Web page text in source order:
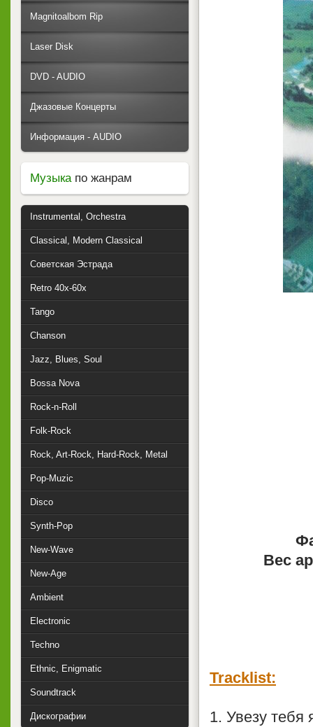
Вес
Tracklist:
1. Увезу тебя
Magnitoalbom Rip
Laser Disk
DVD - AUDIO
Джазовые Концерты
Информация - AUDIO
Музыкапо жанрам
Instrumental, Orchestra
Classical, Modern Classical
Советская Эстрада
Retro 40x-60x
Tango
Chanson
Jazz, Blues, Soul
Bossa Nova
Rock-n-Roll
Folk-Rock
Rock, Art-Rock, Hard-Rock, Metal
Pop-Muzic
Disco
Synth-Pop
New-Wave
New-Age
Ambient
Electronic
Techno
Ethnic, Enigmatic
Soundtrack
Дискографии